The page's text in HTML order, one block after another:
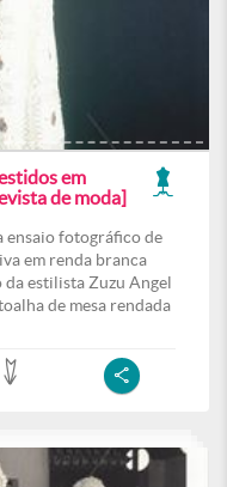
em
de moda]
ensaio fotográfico de
em renda branca
estilista Zuzu Angel
de mesa rendada